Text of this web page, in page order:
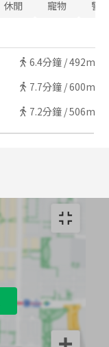
休閒 寵物 警
6.4分鐘 /492m
7.7分鐘 /600m
7.2分鐘 /506m